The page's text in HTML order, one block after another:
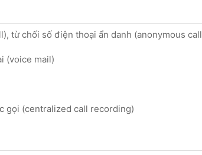
từ chối số điện thoại ẩn danh (anonymous call
(voice mail)
gọi (centralized call recording)